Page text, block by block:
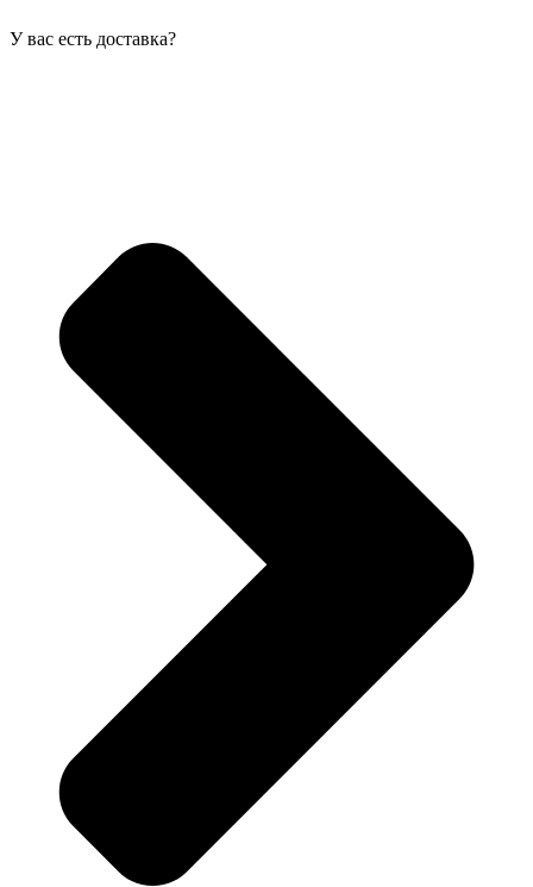
У вас есть доставка?